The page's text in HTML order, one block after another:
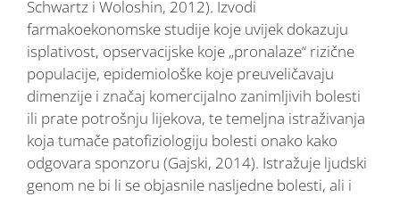
Schwartz i Woloshin, 2012). Izvodi
farmakoekonomske studije koje uvijek dokazuju
isplativost, opservacijske koje „pronalaze“ rizične
populacije, epidemiološke koje preuveličavaju
dimenzije i značaj komercijalno zanimljivih bolesti
ili prate potrošnju lijekova, te temeljna istraživanja
koja tumače patofiziologiju bolesti onako kako
odgovara sponzoru (Gajski, 2014). Istražuje ljudski
genom ne bi li se objasnile nasljedne bolesti, ali i